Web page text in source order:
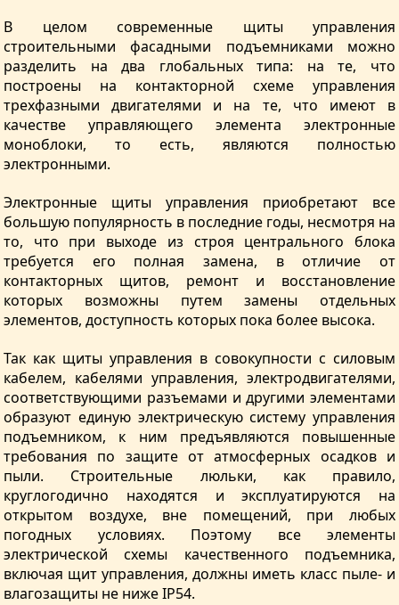
В целом современные щиты управления
строительными фасадными подъемниками можно
разделить на два глобальных типа: на те, что
построены на контакторной схеме управления
трехфазными двигателями и на те, что имеют в
качестве управляющего элемента электронные
моноблоки, то есть, являются полностью
электронными.
Электронные щиты управления приобретают все
большую популярность в последние годы, несмотря на
то, что при выходе из строя центрального блока
требуется его полная замена, в отличие от
контакторных щитов, ремонт и восстановление
которых возможны путем замены отдельных
элементов, доступность которых пока более высока.
Так как щиты управления в совокупности с силовым
кабелем, кабелями управления, электродвигателями,
соответствующими разъемами и другими элементами
образуют единую электрическую систему управления
подъемником, к ним предъявляются повышенные
требования по защите от атмосферных осадков и
пыли. Строительные люльки, как правило,
круглогодично находятся и эксплуатируются на
открытом воздухе, вне помещений, при любых
погодных условиях. Поэтому все элементы
электрической схемы качественного подъемника,
включая щит управления, должны иметь класс пыле- и
влагозащиты не ниже IP54.